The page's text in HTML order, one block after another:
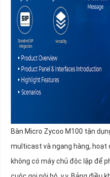
Bàn Micro Zycoo M100 tận
multicast và ngang hàng, hoạt
không có máy chủ độc lập để